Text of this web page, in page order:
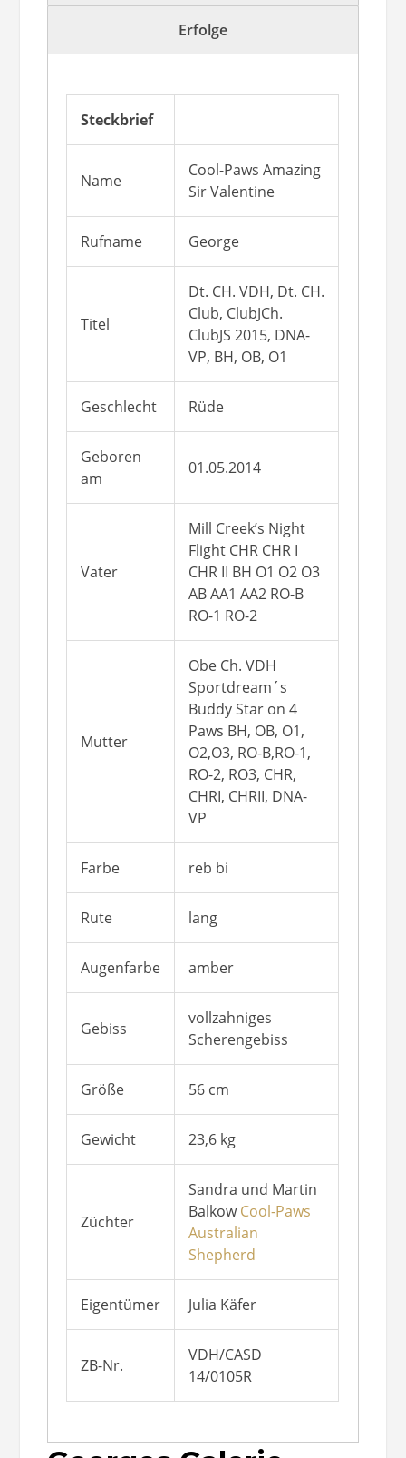
Erfolge
Steckbrief
Name
Cool-Paws Amazing
Sir Valentine
Rufname George
Titel
Dt. CH. VDH, Dt. CH.
Club, ClubJCh.
ClubJS 2015, DNA-
VP, BH, OB, O1
Geschlecht Rüde
Geboren
am
01.05.2014
Vater
Mill Creek’s Night
Flight CHR CHR I
CHR II BH O1 O2 O3
AB AA1 AA2 RO-B
RO-1 RO-2
Mutter
Obe Ch. VDH
Sportdream´s
Buddy Star on 4
Paws BH, OB, O1,
O2,O3, RO-B,RO-1,
RO-2, RO3, CHR,
CHRI, CHRII, DNA-
VP
Farbe reb bi
Rute lang
Augenfarbe amber
Gebiss
vollzahniges
Scherengebiss
Größe 56 cm
Gewicht 23,6 kg
Züchter
Sandra und Martin
BalkowCool-Paws
Australian
Shepherd
Eigentümer Julia Käfer
ZB-Nr.
VDH/CASD
14/0105R